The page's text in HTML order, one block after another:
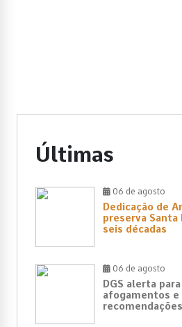
Últimas
06 de agosto
Dedicação de
preserva Santa
seis décadas
06 de agosto
DGS alerta
afogamentos e
recomendações